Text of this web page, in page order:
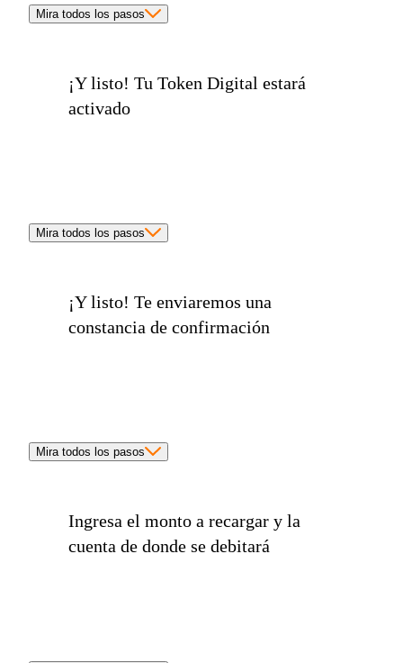
Mira todos los pasos
¡Y listo! Tu Token Digital estará
activado
Mira todos los pasos
¡Y listo! Te enviaremos una
constancia de confirmación
Mira todos los pasos
Ingresa el monto a recargar y la
cuenta de donde se debitará